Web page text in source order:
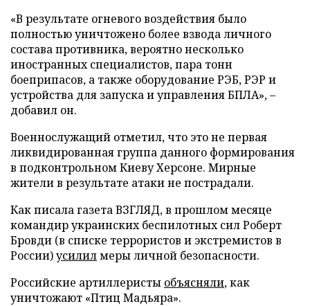
«В результате огневого воздействия было
полностью уничтожено более взвода личного
состава противника, вероятно несколько
иностранных специалистов, пара тонн
боеприпасов, а также оборудование РЭБ, РЭР и
устройства для запуска и управления БПЛА», –
добавил он.
Военнослужащий отметил, что это не первая
ликвидированная группа данного формирования
в подконтрольном Киеву Херсоне. Мирные
жители в результате атаки не пострадали.
Как писала газета ВЗГЛЯД, в прошлом месяце
командир украинских беспилотных сил Роберт
Бровди (в списке террористов и экстремистов в
России)усилилмеры личной безопасности.
Российские артиллеристы объясняли, как
уничтожают «Птиц Мадьяра».